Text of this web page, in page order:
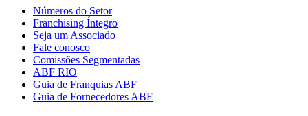
Números do Setor
Franchising Íntegro
Seja um Associado
Fale conosco
Comissões Segmentadas
ABF RIO
Guia de Franquias ABF
Guia de Fornecedores ABF